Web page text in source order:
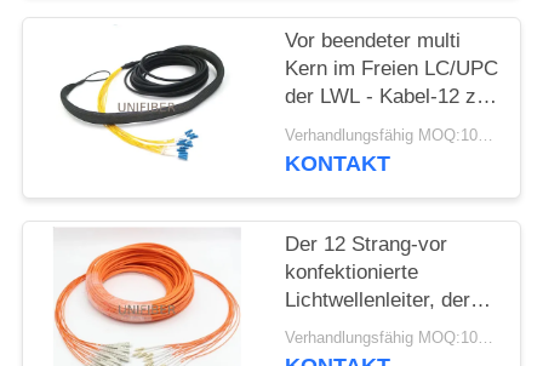
Vor beendeter multi
Kern im Freien LC/UPC
der LWL - Kabel-12 zu
LC/UPC mit ziehenden
Augen
Verhandlungsfähig MOQ:10pcs
KONTAKT
Der 12 Strang-vor
konfektionierte
Lichtwellenleiter, der
mit 2.0mm in mehreren
Betriebsarten ist,
Verhandlungsfähig MOQ:10pcs